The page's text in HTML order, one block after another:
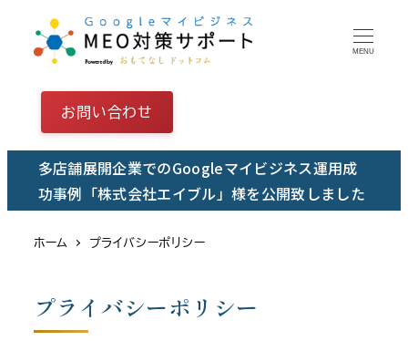
テ
MENU
お問い合わせ
多店舗展開企業でのGoogleマイビジネス運用成
功事例「株式会社エイブル」様を公開致しました
ホーム プライバシーポリシー
プライバシーポリシー